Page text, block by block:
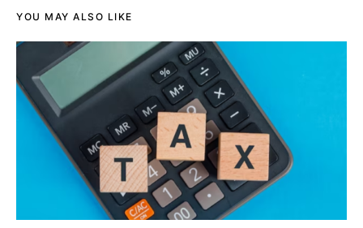
YOU MAY ALSO LIKE